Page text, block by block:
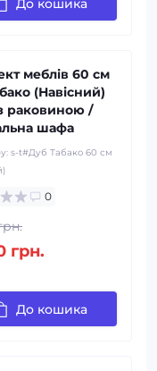
До кошика
меблів 60 см
(Навісний)
раковиною /
шафа
s-t#Дуб Табако 60 см
0
грн.
До кошика